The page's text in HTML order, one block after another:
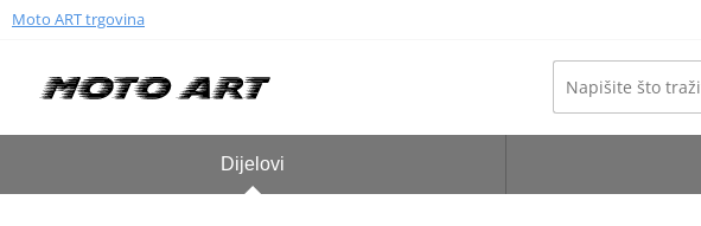
Moto ART trgovina
Dijelovi